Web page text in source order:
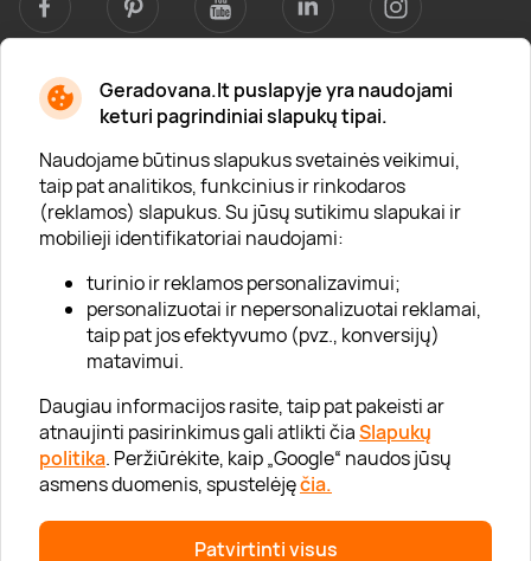
Geradovana.lt puslapyje yra naudojami
keturi pagrindiniai slapukų tipai.
Naudojame būtinus slapukus svetainės veikimui,
taip pat analitikos, funkcinius ir rinkodaros
(reklamos) slapukus. Su jūsų sutikimu slapukai ir
mobilieji identifikatoriai naudojami:
turinio ir reklamos personalizavimui;
personalizuotai ir nepersonalizuotai reklamai,
taip pat jos efektyvumo (pvz., konversijų)
matavimui.
Daugiau informacijos rasite, taip pat pakeisti ar
atnaujinti pasirinkimus gali atlikti čiaSlapukų
politika. Peržiūrėkite, kaip „Google“ naudos jūsų
asmens duomenis, spustelėjęčia.
Patvirtinti visus
Apie mus
Apie „Gera Dovana“
Lojalumo klubas
Karjera
Visi partneriai
Kontaktai
Tinklaraštis
Informacija